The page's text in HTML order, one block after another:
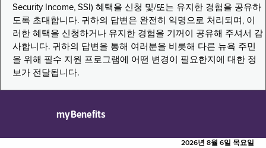
Security Income, SSI) 혜택을 신청 및/또는 유지한 경험을 공유하
도록 초대합니다. 귀하의 답변은 완전히 익명으로 처리되며, 이
러한 혜택을 신청하거나 유지한 경험을 기꺼이 공유해 주셔서 감
사합니다. 귀하의 답변을 통해 여러분을 비롯해 다른 뉴욕 주민
을 위해 필수 지원 프로그램에 어떤 변경이 필요한지에 대한 정
보가 전달됩니다.
myBenefits
2026년 8월 6일 목요일